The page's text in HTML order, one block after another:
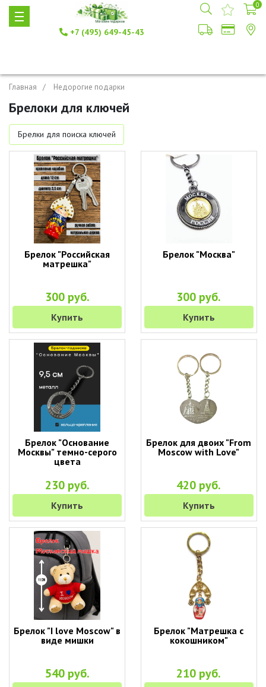
+7 (495) 649-45-43
0
Главная Недорогие подарки
Брелоки для ключей
Брелки для поиска ключей
Брелок "Российская
матрешка"
300 руб.
Купить
Брелок "Москва"
300 руб.
Купить
Брелок "Основание
Москвы" темно-серого
цвета
230 руб.
Купить
Брелок для двоих "From
Moscow with Love"
420 руб.
Купить
Брелок "I love Moscow" в
виде мишки
540 руб.
Брелок "Матрешка с
кокошником"
210 руб.